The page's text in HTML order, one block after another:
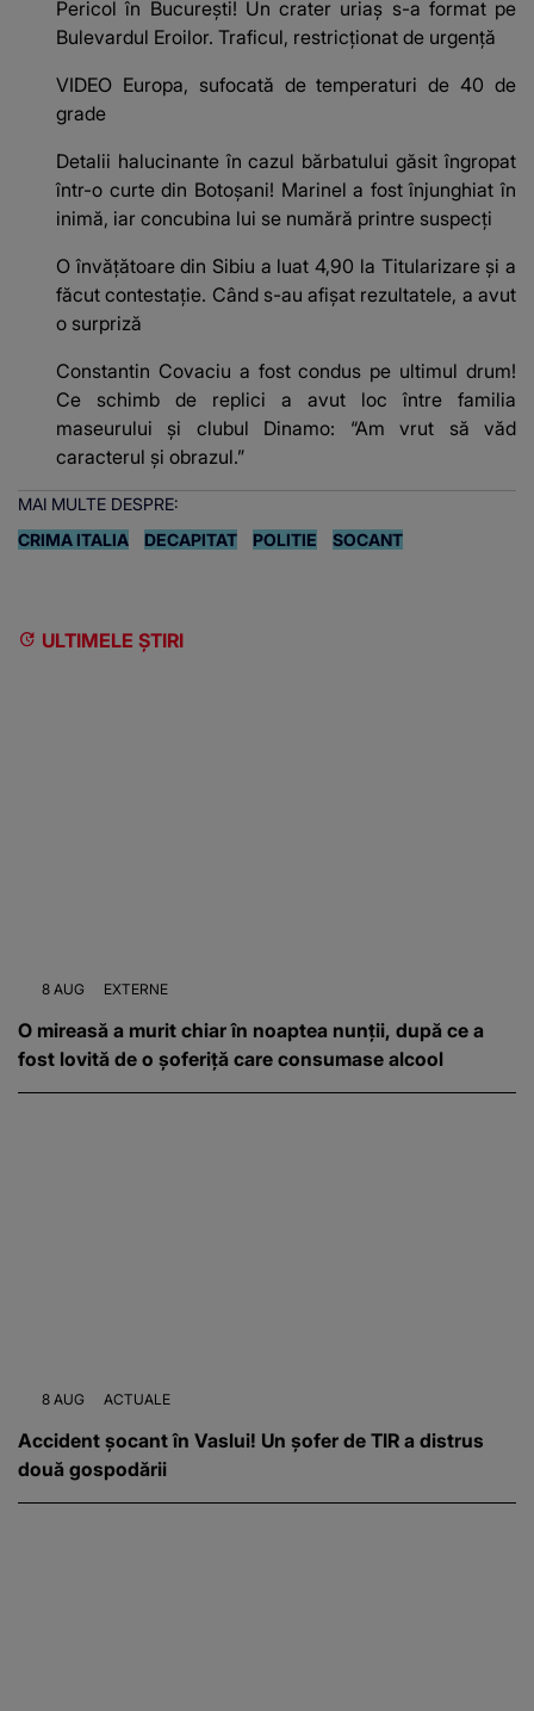
Pericol în București! Un crater uriaș s-a format pe
Bulevardul Eroilor. Traficul, restricționat de urgență
VIDEO Europa, sufocată de temperaturi de 40 de
grade
Detalii halucinante în cazul bărbatului găsit îngropat
într-o curte din Botoșani! Marinel a fost înjunghiat în
inimă, iar concubina lui se numără printre suspecți
O învățătoare din Sibiu a luat 4,90 la Titularizare și a
făcut contestație. Când s-au afișat rezultatele, a avut
o surpriză
Constantin Covaciu a fost condus pe ultimul drum!
Ce schimb de replici a avut loc între familia
maseurului și clubul Dinamo: “Am vrut să văd
caracterul și obrazul.”
MAI MULTE DESPRE:
CRIMA ITALIA
DECAPITAT POLITIE SOCANT
ULTIMELE ȘTIRI
8 AUG EXTERNE
O mireasă a murit chiar în noaptea nunții, după ce a
fost lovită de o șoferiță care consumase alcool
8 AUG ACTUALE
Accident șocant în Vaslui! Un șofer de TIR a distrus
două gospodării